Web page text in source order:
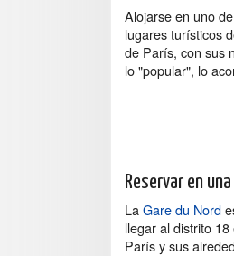
Alojarse en uno
lugares turísticos
de París, con sus
lo "popular", lo
Reservar en
LaGare du Nord
llegar al distrito
París y sus